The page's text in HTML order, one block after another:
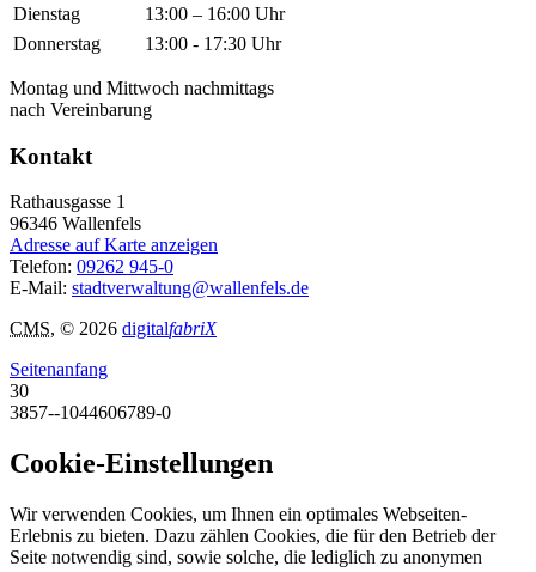
Dienstag
13:00 – 16:00 Uhr
Donnerstag
13:00 - 17:30 Uhr
Montag und Mittwoch nachmittags
nach Vereinbarung
Kontakt
Rathausgasse 1
96346 Wallenfels
Adresse auf Karte anzeigen
Telefon: 09262 945-0
E-Mail: stadtverwaltung@wallenfels.de
CMS, © 2026 digitalfabriX
Seitenanfang
30
3857--1044606789-0
Cookie-Einstellungen
Wir verwenden Cookies, um Ihnen ein optimales Webseiten-
Erlebnis zu bieten. Dazu zählen Cookies, die für den Betrieb der
Seite notwendig sind, sowie solche, die lediglich zu anonymen